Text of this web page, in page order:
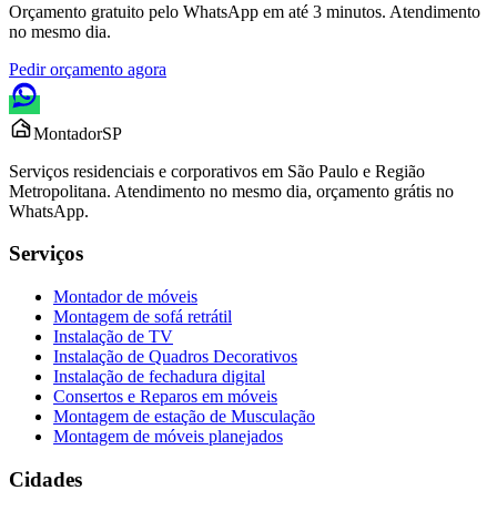
Orçamento gratuito pelo WhatsApp em até 3 minutos. Atendimento
no mesmo dia.
Pedir orçamento agora
MontadorSP
Serviços residenciais e corporativos em São Paulo e Região
Metropolitana. Atendimento no mesmo dia, orçamento grátis no
WhatsApp.
Serviços
Montador de móveis
Montagem de sofá retrátil
Instalação de TV
Instalação de Quadros Decorativos
Instalação de fechadura digital
Consertos e Reparos em móveis
Montagem de estação de Musculação
Montagem de móveis planejados
Cidades